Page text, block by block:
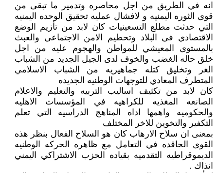
انه في الطريق من اجل محاصره وتدمير ما تبقى من
قوى الثوره اليمنيه و لافشال عمليه تحقيق الوحده اليمنيه
التي حدثت مطلع التسعينيات كان لابد من تأزيم الوضع
الاقتصادي في البلاد وتحطيم الامن الاجتماعي والعبث
بالمستوى المعيشي للمواطن والهجوم عليه من اجل
خلق حاله الغضب والخوف لدى الجيل الجديد من الشباب
الغر وتخليق كتله جماهيريه من الشباب الاسلامي
المتطرف المعادي للتوجهات الوطنيه الجديده
كان لابد من تكثيف اساليب التربيه والتعليم والاعلام
الصانعه المغذيه للكراهيه في المؤسسات الاهليه
والحكوميه واهمها اداه المناهج الدراسيه التي تعلم
التكفير والتخوين للاخر المختلف
بمعنى ان سلاح الارهاب كان هو السلاح الفعال بنظر هذه
القوى الحاقده في التعامل مع ظاهره الحركه الوطنيه
الديموقراطيه التقدميه بقياده الحزب الاشتراكي اليمني
انذاك .